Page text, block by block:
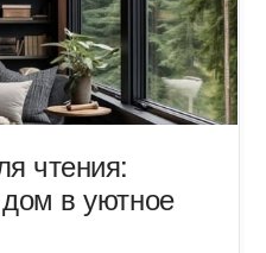
чтения:
в уютное